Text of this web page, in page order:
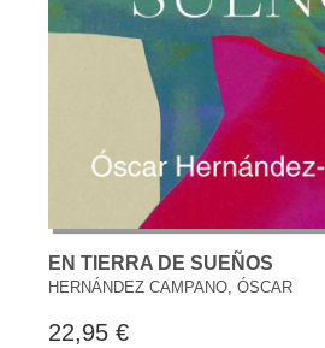
EN TIERRA DE SUEÑOS
HERNÁNDEZ CAMPANO, ÓSCAR
22,95 €